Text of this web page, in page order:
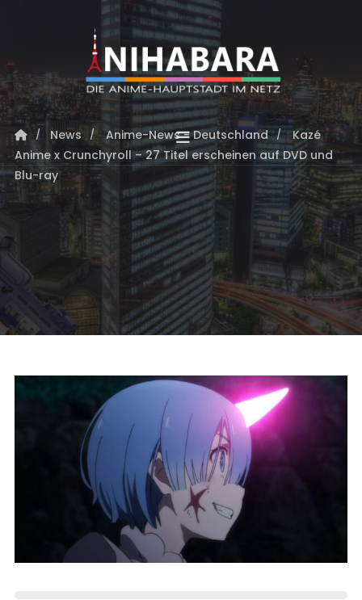
News Anime-News - Deutschland
Kazé
Anime x Crunchyroll – 27 Titel erscheinen auf DVD und
Blu-ray